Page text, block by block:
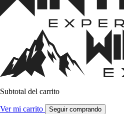
Subtotal del carrito
Ver mi carrito Seguir comprando